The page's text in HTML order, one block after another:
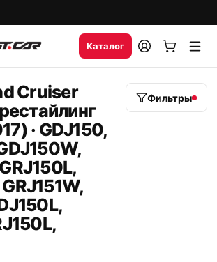
Каталог
Cruiser
· GDJ150,
Фильтры